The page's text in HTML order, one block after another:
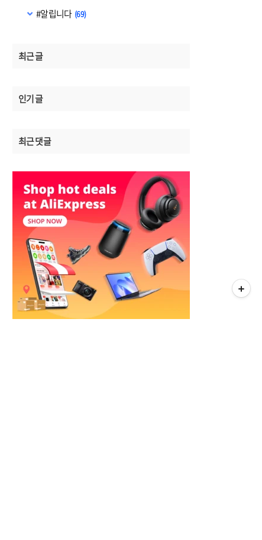
#알립니다 (69)
최근 글
인기 글
최근 댓글